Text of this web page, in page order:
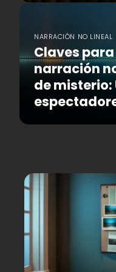
NARRACIÓN NO LINEAL
Claves
narración
de